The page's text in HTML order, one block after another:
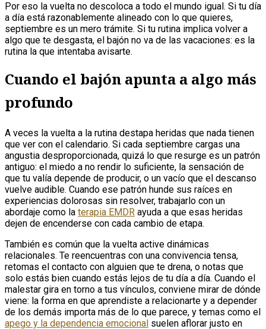
Por eso la vuelta no descoloca a todo el mundo igual. Si tu día
a día está razonablemente alineado con lo que quieres,
septiembre es un mero trámite. Si tu rutina implica volver a
algo que te desgasta, el bajón no va de las vacaciones: es la
rutina la que intentaba avisarte.
Cuando el bajón apunta a algo más
profundo
A veces la vuelta a la rutina destapa heridas que nada tienen
que ver con el calendario. Si cada septiembre cargas una
angustia desproporcionada, quizá lo que resurge es un patrón
antiguo: el miedo a no rendir lo suficiente, la sensación de
que tu valía depende de producir, o un vacío que el descanso
vuelve audible. Cuando ese patrón hunde sus raíces en
experiencias dolorosas sin resolver, trabajarlo con un
abordaje como la terapia EMDR ayuda a que esas heridas
dejen de encenderse con cada cambio de etapa.
También es común que la vuelta active dinámicas
relacionales. Te reencuentras con una convivencia tensa,
retomas el contacto con alguien que te drena, o notas que
solo estás bien cuando estás lejos de tu día a día. Cuando el
malestar gira en torno a tus vínculos, conviene mirar de dónde
viene: la forma en que aprendiste a relacionarte y a depender
de los demás importa más de lo que parece, y temas como el
apego y la dependencia emocional suelen aflorar justo en